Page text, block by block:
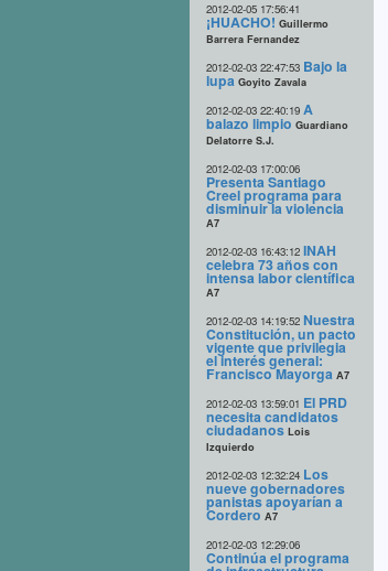
2012-02-05 17:56:41
¡HUACHO! Guillermo
Barrera Fernandez
2012-02-03 22:47:53 Bajo la
lupa Goyito Zavala
2012-02-03 22:40:19 A
balazo limpio Guardiano
Delatorre S.J.
2012-02-03 17:00:06
Presenta Santiago
Creel programa para
disminuir la violencia
A7
2012-02-03 16:43:12 INAH
celebra 73 años con
intensa labor científica
A7
2012-02-03 14:19:52 Nuestra
Constitución, un pacto
vigente que privilegia
el interés general:
Francisco Mayorga A7
2012-02-03 13:59:01 El PRD
necesita candidatos
ciudadanos Lois
Izquierdo
2012-02-03 12:32:24 Los
nueve gobernadores
panistas apoyarían a
Cordero A7
2012-02-03 12:29:06
Continúa el programa